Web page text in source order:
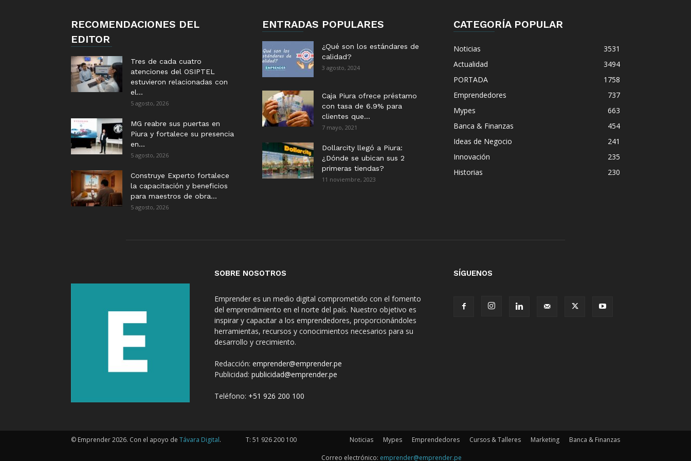
RECOMENDACIONES DEL
EDITOR
Tres de cada cuatro
atenciones del OSIPTEL
estuvieron relacionadas con
el...
5 agosto, 2026
MG reabre sus puertas en
Piura y fortalece su presencia
en...
5 agosto, 2026
Construye Experto fortalece
la capacitación y beneficios
para maestros de obra...
5 agosto, 2026
ENTRADAS POPULARES
¿Qué son los estándares de
calidad?
3 agosto, 2024
Caja Piura ofrece préstamo
con tasa de 6.9% para
clientes que...
7 mayo, 2021
Dollarcity llegó a Piura:
¿Dónde se ubican sus 2
primeras tiendas?
11 noviembre, 2023
CATEGORÍA POPULAR
Noticias
3531
Actualidad
3494
PORTADA
1758
Emprendedores
737
Mypes
663
Banca & Finanzas
454
Ideas de Negocio
241
Innovación
235
Historias
230
SOBRE NOSOTROS
Emprender es un medio digital comprometido con el fomento
del emprendimiento en el norte del país. Nuestro objetivo es
inspirar y capacitar a los emprendedores, proporcionándoles
herramientas, recursos y conocimientos necesarios para su
desarrollo y crecimiento.
Redacción: emprender@emprender.pe
Publicidad: publicidad@emprender.pe
Teléfono: +51 926 200 100
SÍGUENOS
Noticias Mypes Emprendedores Cursos & Talleres Marketing Banca & Finanzas
© Emprender 2026. Con el apoyo de Távara Digital. T: 51 926 200 100
Correo electrónico: emprender@emprender.pe